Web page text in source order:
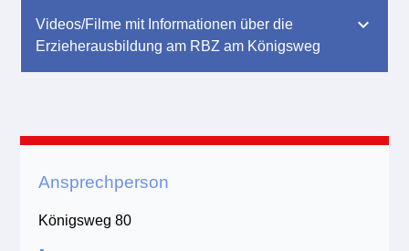
Videos/Filme mit Informationen über die
Erzieherausbildung am RBZ am Königsweg
Ansprechperson
Königsweg 80